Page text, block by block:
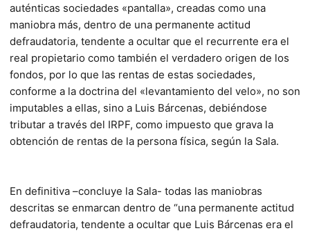
auténticas sociedades «pantalla», creadas como una
maniobra más, dentro de una permanente actitud
defraudatoria, tendente a ocultar que el recurrente era el
real propietario como también el verdadero origen de los
fondos, por lo que las rentas de estas sociedades,
conforme a la doctrina del «levantamiento del velo», no son
imputables a ellas, sino a Luis Bárcenas, debiéndose
tributar a través del IRPF, como impuesto que grava la
obtención de rentas de la persona física, según la Sala.
En definitiva –concluye la Sala- todas las maniobras
descritas se enmarcan dentro de “una permanente actitud
defraudatoria, tendente a ocultar que Luis Bárcenas era el